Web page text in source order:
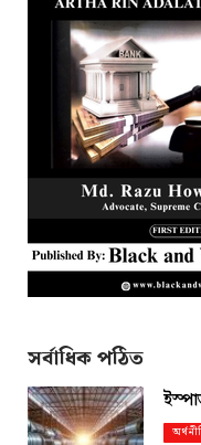
সর্বাধিক পঠিত